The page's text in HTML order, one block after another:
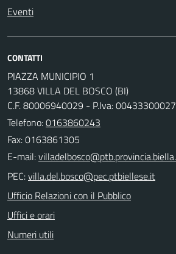
Eventi
CONTATTI
PIAZZA MUNICIPIO 1
13868 VILLA DEL BOSCO (BI)
C.F. 80006940029 - P.Iva: 00433300027
Telefono:0163860243
Fax: 0163861305
E-mail:
PEC:
Ufficio Relazioni con il Pubblico
Uffici e orari
Numeri utili